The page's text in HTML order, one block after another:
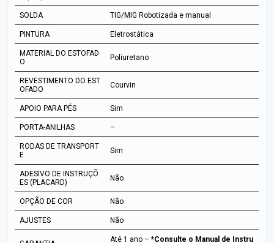
SOLDA TIG/MIG Robotizada e manual
PINTURA Eletrostática
MATERIAL DO ESTOFAD
O
Poliuretano
REVESTIMENTO DO EST
OFADO
Courvin
APOIO PARA PÉS Sim
PORTA-ANILHAS –
RODAS DE TRANSPORT
E
Sim
ADESIVO DE INSTRUÇÕ
ES (PLACARD)
Não
OPÇÃO DE COR Não
AJUSTES Não
Até 1 ano –*Consulte o Manual de Instru